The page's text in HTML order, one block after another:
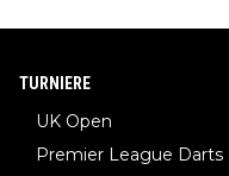
TURNIERE
UK Open
Premier League Darts